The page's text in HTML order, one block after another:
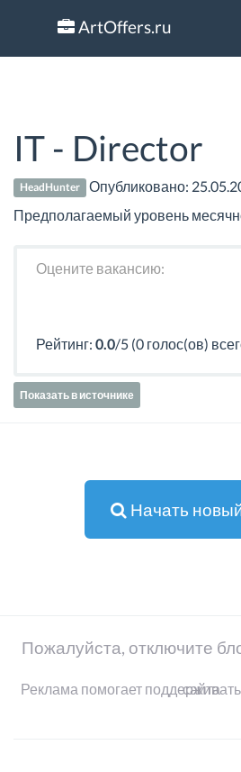
ArtOffers.ru
IT - Director
HeadHunter Опубликовано:
Предполагаемый уровень
Оцените вакансию:
Рейтинг: 0.0/5 (0 голос(ов)
Показать в источнике
Начать
Пожалуйста, отключите
Реклама помогает поддерживать и развивать сервисы сайта